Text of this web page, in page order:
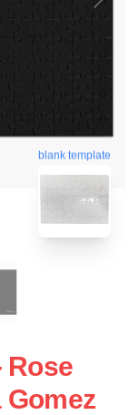
blank template
Rose
Gomez